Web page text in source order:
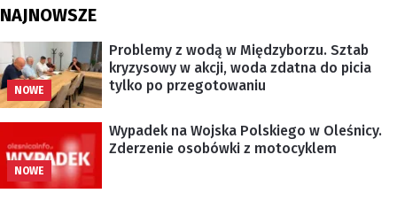
NAJNOWSZE
NOWE
Problemy z wodą w Międzyborzu. Sztab
kryzysowy w akcji, woda zdatna do picia
tylko po przegotowaniu
NOWE
Wypadek na Wojska Polskiego w Oleśnicy.
Zderzenie osobówki z motocyklem